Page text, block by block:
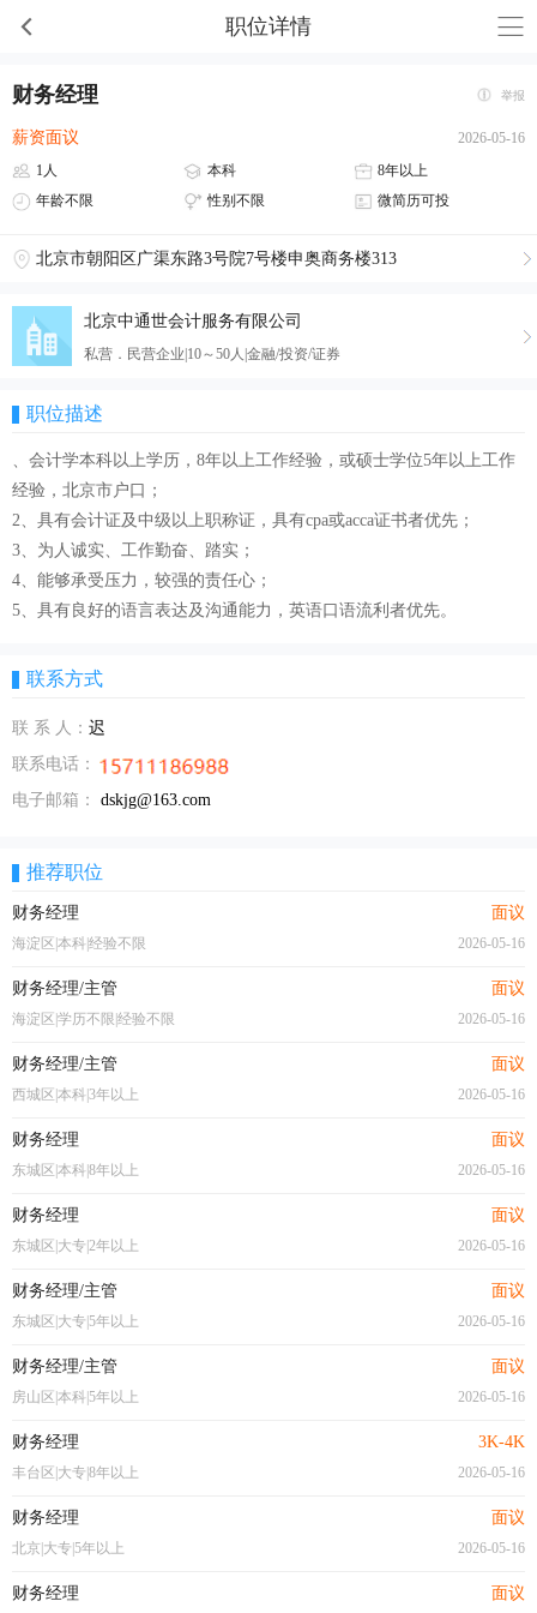
职位详情
财务经理 举报
薪资面议
2026-05-16
1人
本科
8年以上
年龄不限
性别不限 微简历可投
北京市朝阳区广渠东路3号院7号楼申奥商务楼313
北京中通世会计服务有限公司
私营．民营企业|10～50人|金融/投资/证券
职位描述
、会计学本科以上学历，8年以上工作经验，或硕士学位5年以上工作
经验，北京市户口；
2、具有会计证及中级以上职称证，具有cpa或acca证书者优先；
3、为人诚实、工作勤奋、踏实；
4、能够承受压力，较强的责任心；
5、具有良好的语言表达及沟通能力，英语口语流利者优先。
联系方式
联 系 人： 迟
联系电话：
电子邮箱：
dskjg@163.com
推荐职位
财务经理 面议
海淀区|本科|经验不限 2026-05-16
财务经理/主管 面议
海淀区|学历不限|经验不限 2026-05-16
财务经理/主管 面议
西城区|本科|3年以上 2026-05-16
财务经理 面议
东城区|本科|8年以上 2026-05-16
财务经理 面议
东城区|大专|2年以上 2026-05-16
财务经理/主管 面议
东城区|大专|5年以上 2026-05-16
财务经理/主管 面议
房山区|本科|5年以上 2026-05-16
财务经理 3K-4K
丰台区|大专|8年以上 2026-05-16
财务经理 面议
北京|大专|5年以上 2026-05-16
财务经理 面议